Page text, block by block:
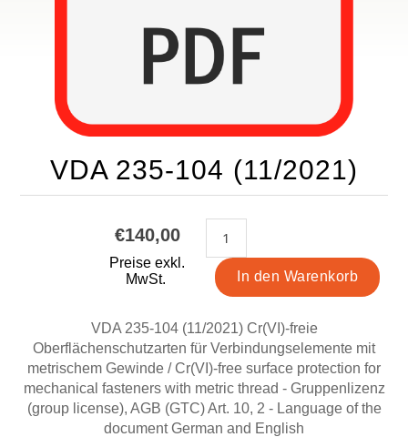
VDA 235-104 (11/2021)
€140,00
Preise exkl.
MwSt.
VDA 235-104 (11/2021) Cr(VI)-freie
Oberflächenschutzarten für Verbindungselemente mit
metrischem Gewinde / Cr(VI)-free surface protection for
mechanical fasteners with metric thread - Gruppenlizenz
(group license), AGB (GTC) Art. 10, 2 - Language of the
document German and English